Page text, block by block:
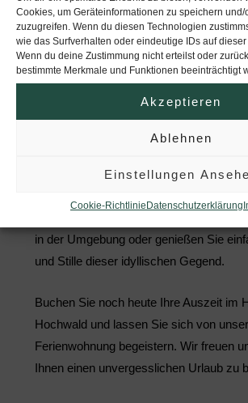
Cookies, um Geräteinformationen zu speichern und/
zuzugreifen. Wenn du diesen Technologien
wie das Surfverhalten oder eindeutige IDs auf
Wenn du deine Zustimmung nicht erteilst oder
bestimmte Merkmale und Funktionen beeinträchtigt
Akzeptieren
Ablehnen
Einstellungen
Cookie-Richtlinie Datenschutzerklärung
entspannen Sie sich am Abend bei
und bewundern Sie den
Unsere Ferienwohnung bietet Ihnen
und Stil, sondern auch eine ideale
Fahrradtouren entlang malerischer Pfade
in der Umgebung oder genießen Sie
und Stille dieser idyllischen Gegend.
Buchen Sie noch heute Ihre Auszeit im
Hochwald und lassen Sie sich von
Ferienwohnung begeistern. Wir freuen
Ihnen einen unvergesslichen Urlaub zu